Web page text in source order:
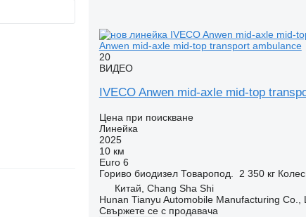
Anwen mid-axle mid-top transport ambulance
20
ВИДЕО
IVECO Anwen mid-axle mid-top
Цена при поискване
Линейка
2025
10 км
Euro 6
Гориво биодизел Товаропод. 2 350 кг
Китай, Chang Sha Shi
Hunan Tianyu Automobile Manufacturing Co.,
Свържете се с продавача